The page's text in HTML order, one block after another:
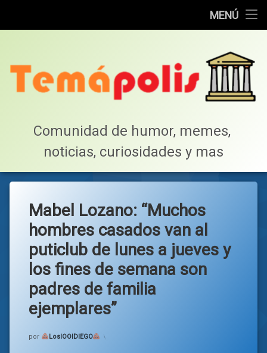
MENÚ
Lista de Megapost
Tabla de puntos
Comunidad de humor, memes,
noticias, curiosidades y mas
Mabel Lozano: “Muchos
hombres casados van al
puticlub de lunes a jueves y
los fines de semana son
padres de familia
ejemplares”
por LosIOOIDIEGO